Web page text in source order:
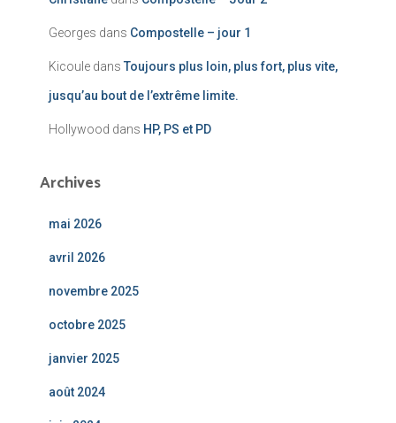
Georges dans Compostelle – jour 1
Kicoule dans Toujours plus loin, plus fort, plus vite,
jusqu’au bout de l’extrême limite.
Hollywood dans HP, PS et PD
Archives
mai 2026
avril 2026
novembre 2025
octobre 2025
janvier 2025
août 2024